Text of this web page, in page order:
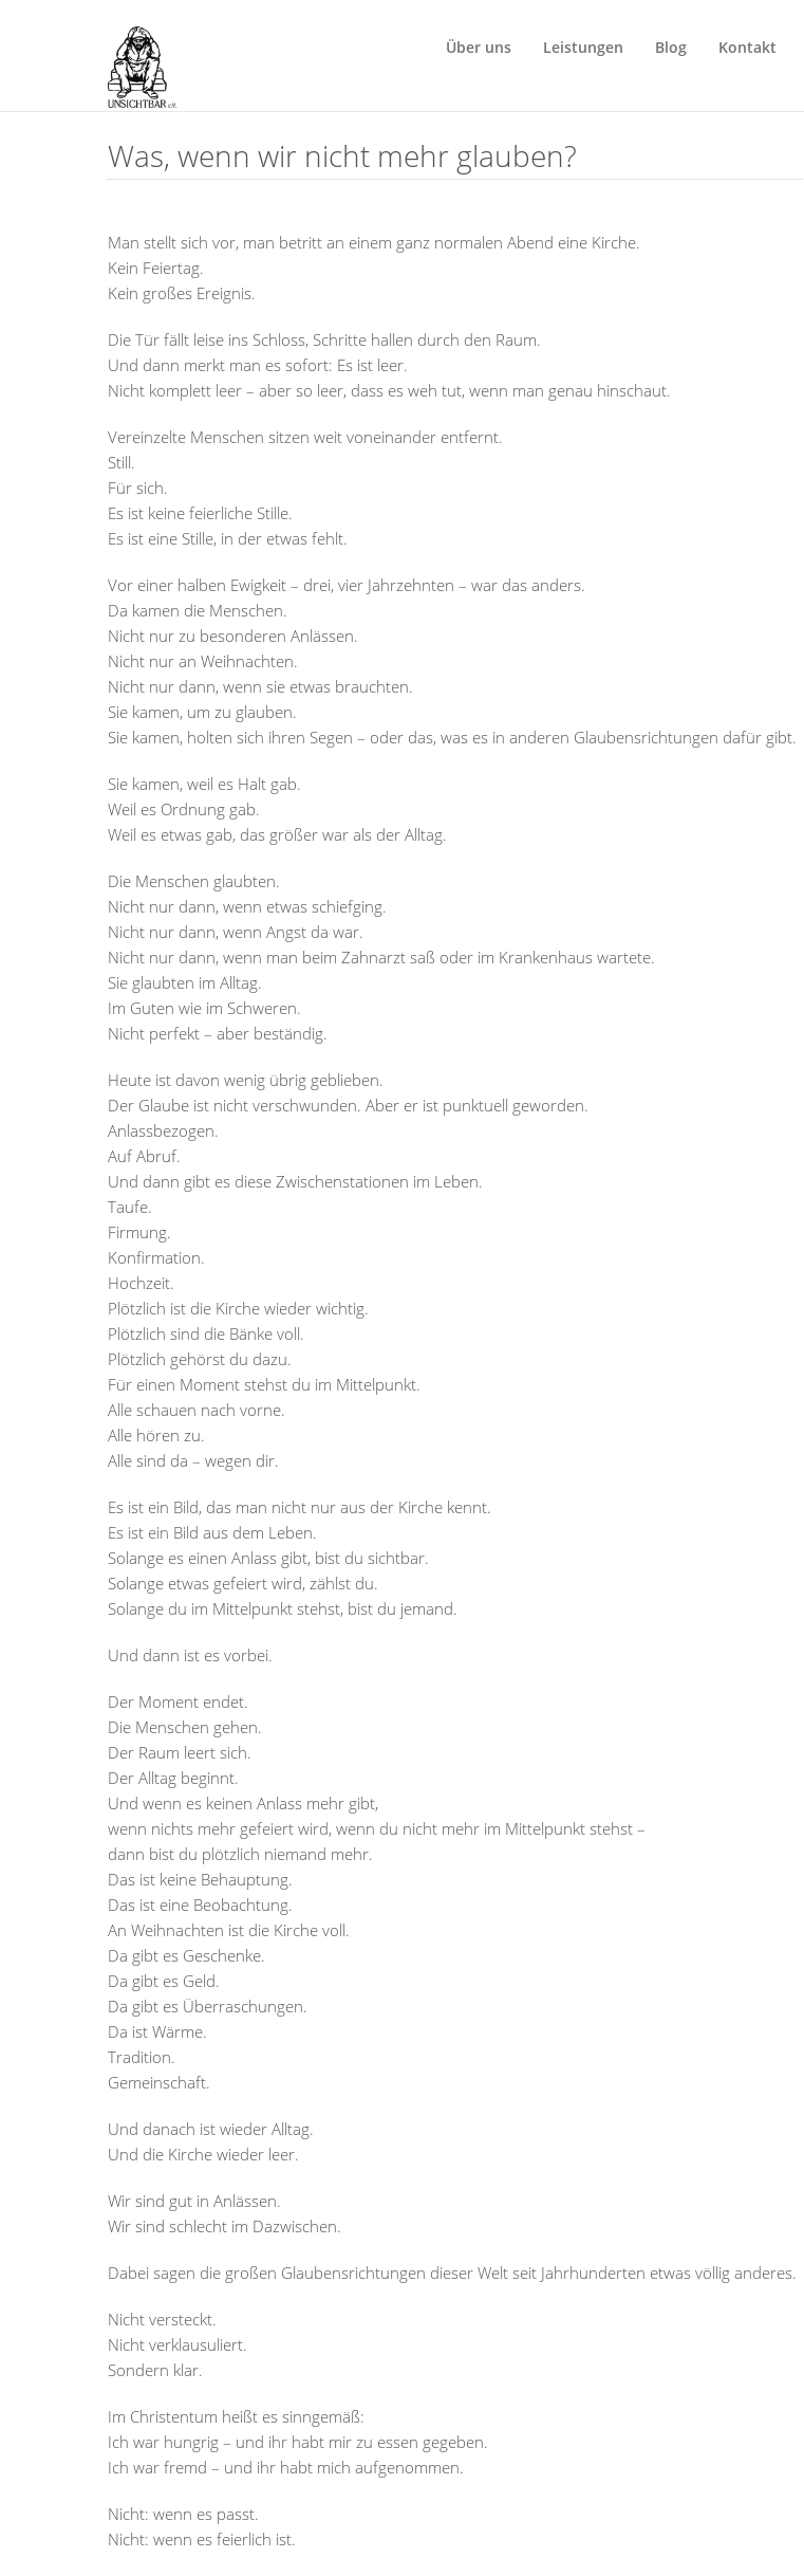
Über uns Leistungen Blog Kontakt
Was, wenn wir nicht mehr glauben?
Man stellt sich vor, man betritt an einem ganz normalen Abend eine Kirche.
Kein Feiertag.
Kein großes Ereignis.
Die Tür fällt leise ins Schloss, Schritte hallen durch den Raum.
Und dann merkt man es sofort: Es ist leer.
Nicht komplett leer – aber so leer, dass es weh tut, wenn man genau hinschaut.
Vereinzelte Menschen sitzen weit voneinander entfernt.
Still.
Für sich.
Es ist keine feierliche Stille.
Es ist eine Stille, in der etwas fehlt.
Vor einer halben Ewigkeit – drei, vier Jahrzehnten – war das anders.
Da kamen die Menschen.
Nicht nur zu besonderen Anlässen.
Nicht nur an Weihnachten.
Nicht nur dann, wenn sie etwas brauchten.
Sie kamen, um zu glauben.
Sie kamen, holten sich ihren Segen – oder das, was es in anderen Glaubensrichtungen dafür gibt.
Sie kamen, weil es Halt gab.
Weil es Ordnung gab.
Weil es etwas gab, das größer war als der Alltag.
Die Menschen glaubten.
Nicht nur dann, wenn etwas schiefging.
Nicht nur dann, wenn Angst da war.
Nicht nur dann, wenn man beim Zahnarzt saß oder im Krankenhaus wartete.
Sie glaubten im Alltag.
Im Guten wie im Schweren.
Nicht perfekt – aber beständig.
Heute ist davon wenig übrig geblieben.
Der Glaube ist nicht verschwunden. Aber er ist punktuell geworden.
Anlassbezogen.
Auf Abruf.
Und dann gibt es diese Zwischenstationen im Leben.
Taufe.
Firmung.
Konfirmation.
Hochzeit.
Plötzlich ist die Kirche wieder wichtig.
Plötzlich sind die Bänke voll.
Plötzlich gehörst du dazu.
Für einen Moment stehst du im Mittelpunkt.
Alle schauen nach vorne.
Alle hören zu.
Alle sind da – wegen dir.
Es ist ein Bild, das man nicht nur aus der Kirche kennt.
Es ist ein Bild aus dem Leben.
Solange es einen Anlass gibt, bist du sichtbar.
Solange etwas gefeiert wird, zählst du.
Solange du im Mittelpunkt stehst, bist du jemand.
Und dann ist es vorbei.
Der Moment endet.
Die Menschen gehen.
Der Raum leert sich.
Der Alltag beginnt.
Und wenn es keinen Anlass mehr gibt,
wenn nichts mehr gefeiert wird, wenn du nicht mehr im Mittelpunkt stehst –
dann bist du plötzlich niemand mehr.
Das ist keine Behauptung.
Das ist eine Beobachtung.
An Weihnachten ist die Kirche voll.
Da gibt es Geschenke.
Da gibt es Geld.
Da gibt es Überraschungen.
Da ist Wärme.
Tradition.
Gemeinschaft.
Und danach ist wieder Alltag.
Und die Kirche wieder leer.
Wir sind gut in Anlässen.
Wir sind schlecht im Dazwischen.
Dabei sagen die großen Glaubensrichtungen dieser Welt seit Jahrhunderten etwas völlig anderes.
Nicht versteckt.
Nicht verklausuliert.
Sondern klar.
Im Christentum heißt es sinngemäß:
Ich war hungrig – und ihr habt mir zu essen gegeben.
Ich war fremd – und ihr habt mich aufgenommen.
Nicht: wenn es passt.
Nicht: wenn es feierlich ist.